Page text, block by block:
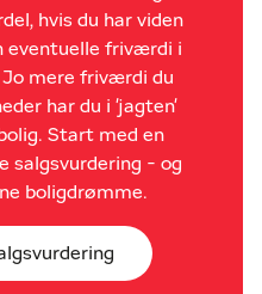
hvis du har viden
eventuelle friværdi i
mere friværdi du
har du i 'jagten'
Start med en
salgsvurdering - og
boligdrømme.